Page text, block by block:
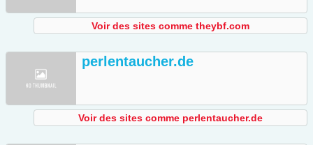
Voir des sites comme theybf.com
perlentaucher.de
Voir des sites comme perlentaucher.de